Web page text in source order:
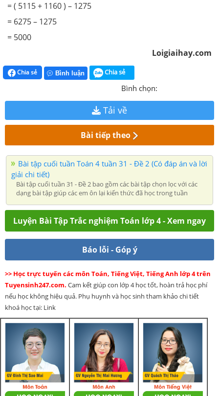
= ( 5115 + 1160 ) – 1275
= 6275 – 1275
= 5000
Loigiaihay.com
Chia sẻ Bình luận Chia sẻ
Bình chọn:
Tải về
Bài tiếp theo
Bài tập cuối tuần Toán 4 tuần 31 - Đề 2 (Có đáp án và lời
giải chi tiết)
Bài tập cuối tuần 31 - Đề 2 bao gồm các bài tập chọn lọc với các
dạng bài tập giúp các em ôn lại kiến thức đã học trong tuần
Luyện Bài Tập Trắc nghiệm Toán lớp 4 - Xem ngay
Báo lỗi - Góp ý
>> Học trực tuyến các môn Toán, Tiếng Việt, Tiếng Anh lớp 4 trên
Tuyensinh247.com. Cam kết giúp con lớp 4 học tốt, hoàn trả học phí
nếu học không hiệu quả. Phụ huynh và học sinh tham khảo chi tiết
khoá học tại: Link